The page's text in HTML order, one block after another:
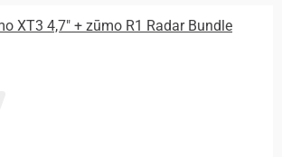
XT3 4,7″ + zūmo R1 Radar Bundle